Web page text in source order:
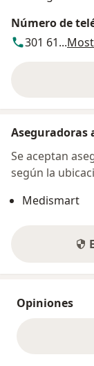
Número de
301 61...
Aseguradoras
Se aceptan
según la
Medismart
Opiniones